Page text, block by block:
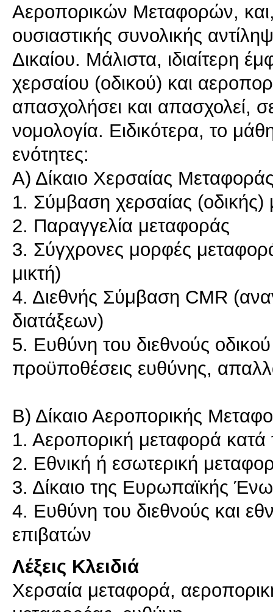
Αεροπορικών Μεταφορών,
ουσιαστικής συνολικής
Δικαίου. Μάλιστα, ιδιαίτερη
χερσαίου (οδικού) και
απασχολήσει και απασχολεί,
νομολογία. Ειδικότερα, το
ενότητες:
A) Δίκαιο Χερσαίας
1. Σύμβαση χερσαίας (οδικής)
2. Παραγγελία μεταφοράς
3. Σύγχρονες μορφές
μικτή)
4. Διεθνής Σύμβαση CMR
διατάξεων)
5. Ευθύνη του διεθνούς
προϋποθέσεις ευθύνης,
Β) Δίκαιο Αεροπορικής
1. Αεροπορική μεταφορά
2. Εθνική ή εσωτερική
3. Δίκαιο της Ευρωπαϊκής
4. Ευθύνη του διεθνούς και
επιβατών
Λέξεις Κλειδιά
Χερσαία μεταφορά,